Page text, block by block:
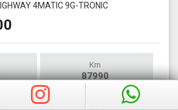
4MATIC 9G-TRONIC
Km
87990